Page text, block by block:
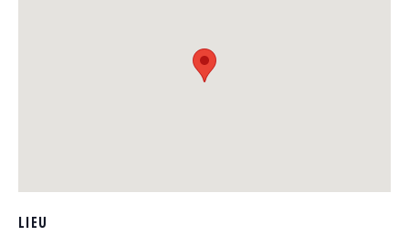
LIEU